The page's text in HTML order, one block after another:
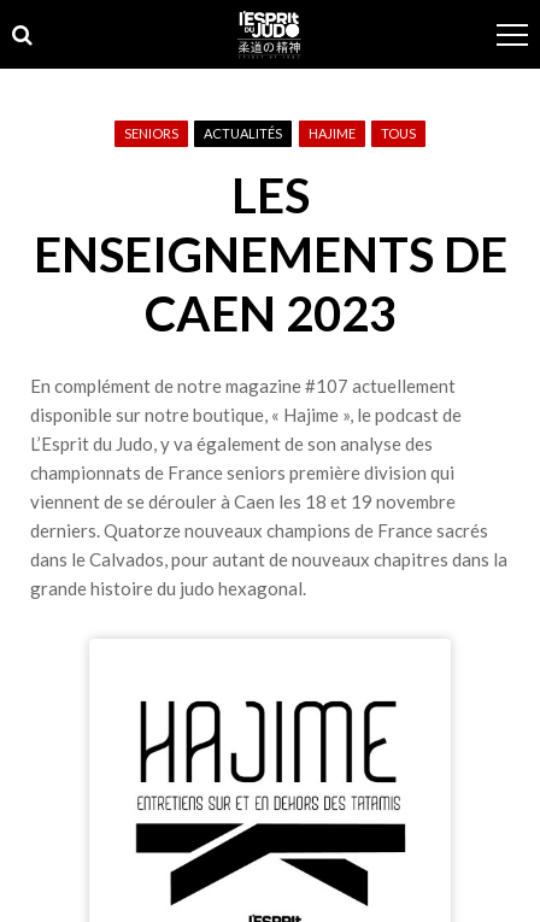
to
navigation
to
content
SENIORS ACTUALITÉS HAJIME TOUS
LES
ENSEIGNEMENTS DE
CAEN 2023
En complément de notre magazine #107 actuellement
disponible sur notreboutique, « Hajime », le podcast de
L’Esprit du Judo, y va également de son analyse des
championnats de France seniors première division qui
viennent de se dérouler à Caen les 18 et 19 novembre
derniers. Quatorze nouveaux champions de France sacrés
dans le Calvados, pour autant de nouveaux chapitres dans la
grande histoire du judo hexagonal.